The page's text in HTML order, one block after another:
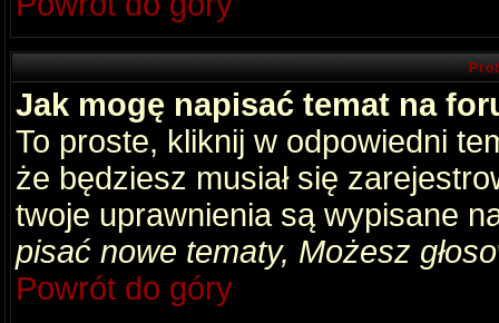
Jak mogę napisać temat na
To proste, kliknij w odpowiedni
że będziesz musiał się
twoje uprawnienia są wypisane
pisać nowe tematy, Możesz
Powrót do góry